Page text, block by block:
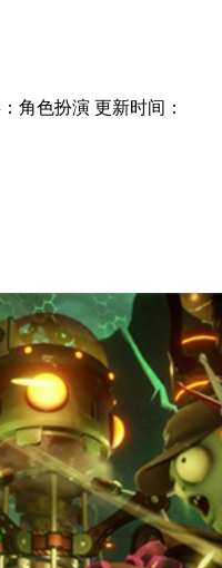
角色扮演 更新时间：